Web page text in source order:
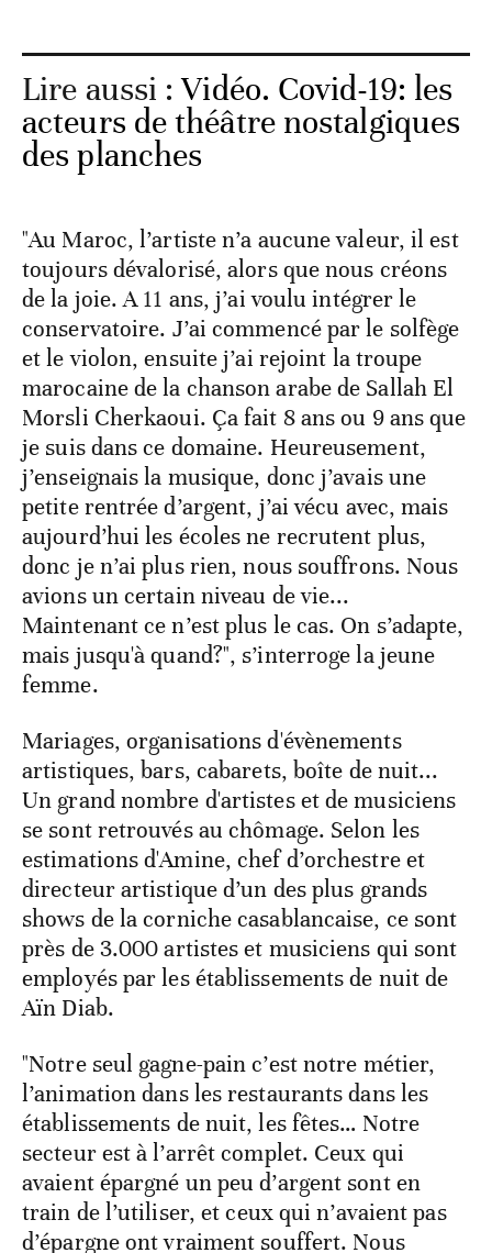
Lire aussi :Vidéo. Covid-19: les
acteurs de théâtre nostalgiques
des planches
"Au Maroc, l’artiste n’a aucune valeur, il est
toujours dévalorisé, alors que nous créons
de la joie. A 11 ans, j’ai voulu intégrer le
conservatoire. J’ai commencé par le solfège
et le violon, ensuite j’ai rejoint la troupe
marocaine de la chanson arabe de Sallah El
Morsli Cherkaoui. Ça fait 8 ans ou 9 ans que
je suis dans ce domaine. Heureusement,
j’enseignais la musique, donc j’avais une
petite rentrée d’argent, j’ai vécu avec, mais
aujourd’hui les écoles ne recrutent plus,
donc je n’ai plus rien, nous souffrons. Nous
avions un certain niveau de vie...
Maintenant ce n’est plus le cas. On s’adapte,
mais jusqu'à quand?", s’interroge la jeune
femme.
Mariages, organisations d'évènements
artistiques, bars, cabarets, boîte de nuit...
Un grand nombre d'artistes et de musiciens
se sont retrouvés au chômage. Selon les
estimations d'Amine, chef d’orchestre et
directeur artistique d’un des plus grands
shows de la corniche casablancaise, ce sont
près de 3.000 artistes et musiciens qui sont
employés par les établissements de nuit de
Aïn Diab.
"Notre seul gagne-pain c’est notre métier,
l’animation dans les restaurants dans les
établissements de nuit, les fêtes… Notre
secteur est à l’arrêt complet. Ceux qui
avaient épargné un peu d’argent sont en
train de l’utiliser, et ceux qui n’avaient pas
d’épargne ont vraiment souffert. Nous